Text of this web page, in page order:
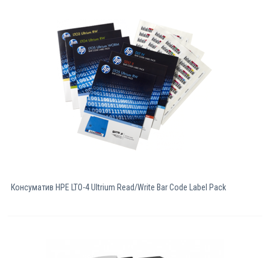
Консуматив HPE LTO-4 Ultrium Read/Write Bar Code Label Pack